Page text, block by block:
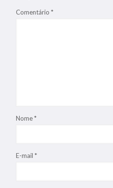
Comentário *
Nome*
E-mail *